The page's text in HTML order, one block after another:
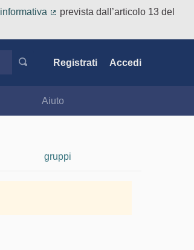
informativa
prevista dall’articolo 13 del
Registrati Accedi
Aiuto
gruppi